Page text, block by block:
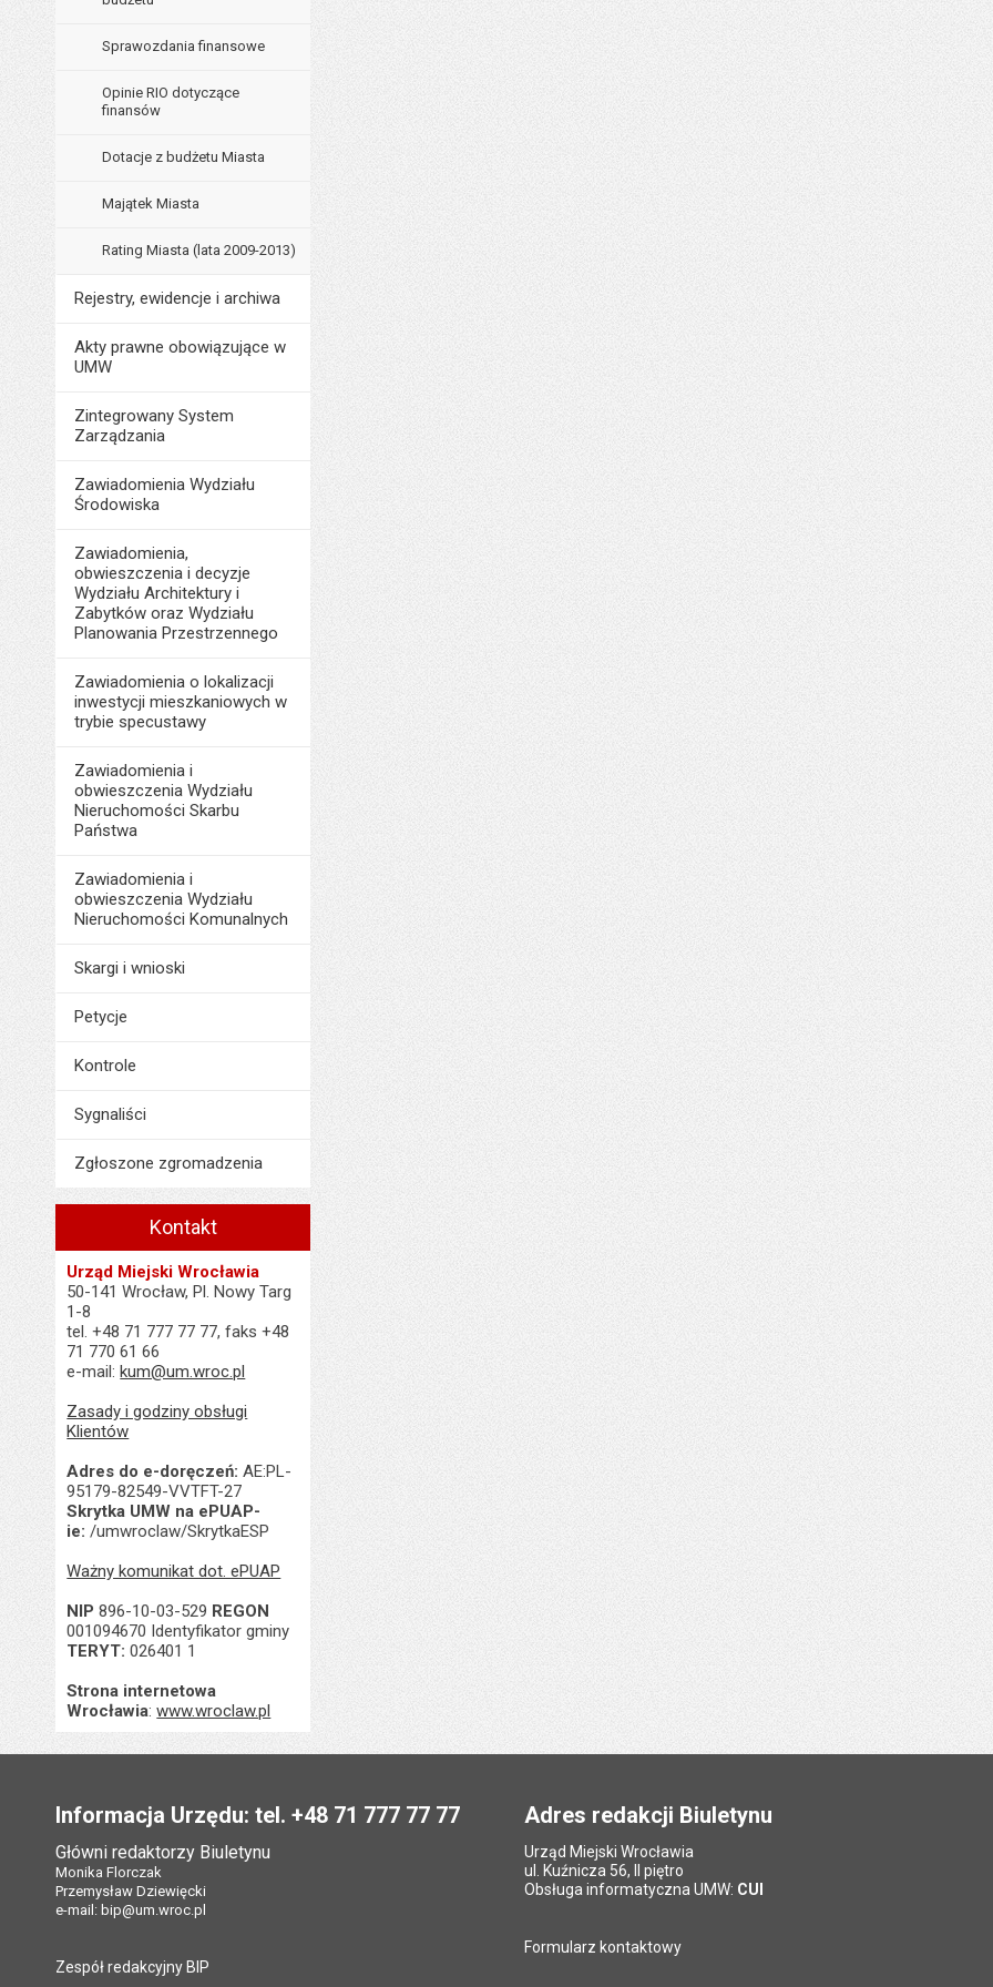
Sprawozdania finansowe
Opinie RIO dotyczące
finansów
Dotacje z budżetu Miasta
Majątek Miasta
Rating Miasta (lata 2009-2013)
Rejestry, ewidencje i archiwa
Akty prawne obowiązujące w
UMW
Zintegrowany System
Zarządzania
Zawiadomienia Wydziału
Środowiska
Zawiadomienia,
obwieszczenia i decyzje
Wydziału Architektury i
Zabytków oraz Wydziału
Planowania Przestrzennego
Zawiadomienia o lokalizacji
inwestycji mieszkaniowych w
trybie specustawy
Zawiadomienia i
obwieszczenia Wydziału
Nieruchomości Skarbu
Państwa
Zawiadomienia i
obwieszczenia Wydziału
Nieruchomości Komunalnych
Skargi i wnioski
Petycje
Kontrole
Sygnaliści
Zgłoszone zgromadzenia
Kontakt
Urząd Miejski Wrocławia
50-141 Wrocław, Pl. Nowy Targ
1-8
tel. +48 71 777 77 77, faks +48
71 770 61 66
e-mail:kum@um.wroc.pl
Zasady i godziny obsługi
Klientów
Adres do e-doręczeń: AE:PL-
95179-82549-VVTFT-27
Skrytka UMW na ePUAP-
ie: /umwroclaw/SkrytkaESP
Ważny komunikat dot. ePUAP
NIP 896-10-03-529 REGON
001094670 Identyfikator gminy
TERYT: 026401 1
Strona internetowa
Wrocławia:www.wroclaw.pl
Informacja Urzędu: tel. +48 71 777 77 77
Główni redaktorzy Biuletynu
Monika Florczak
Przemysław Dziewięcki
e-mail: bip@um.wroc.pl
Zespół redakcyjny BIP
Adres redakcji Biuletynu
Urząd Miejski Wrocławia
ul. Kuźnicza 56, II piętro
Obsługa informatyczna UMW: CUI
Formularz kontaktowy